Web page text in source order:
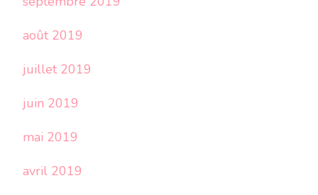
août 2019
juillet 2019
juin 2019
mai 2019
avril 2019